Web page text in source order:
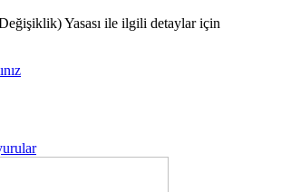
Yasası ile ilgili detaylar için